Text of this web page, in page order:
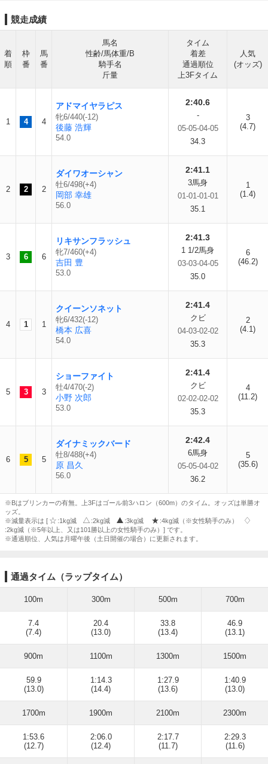
競走成績
着
順
枠
番
馬
番
馬名
性齢/馬体重/B
騎手名
斤量
タイム
着差
通過順位
上3Fタイム
人気
(オッズ)
1 4 4
アドマイヤラピス
牝6/440(-12)
後藤 浩輝
54.0
2:40.6
-
05-05-04-05
34.3
3
(4.7)
2 2 2
ダイワオーシャン
牡6/498(+4)
岡部 幸雄
56.0
2:41.1
3馬身
01-01-01-01
35.1
1
(1.4)
3 6 6
リキサンフラッシュ
牝7/460(+4)
吉田 豊
53.0
2:41.3
1 1/2馬身
03-03-04-05
35.0
6
(46.2)
4 1 1
クイーンソネット
牝6/432(-12)
橋本 広喜
54.0
2:41.4
クビ
04-03-02-02
35.3
2
(4.1)
5 3 3
ショーファイト
牡4/470(-2)
小野 次郎
53.0
2:41.4
クビ
02-02-02-02
35.3
4
(11.2)
6 5 5
ダイナミックバード
牡8/488(+4)
原 昌久
56.0
2:42.4
6馬身
05-05-04-02
36.2
5
(35.6)
※Bはブリンカーの有無。上3Fはゴール前3ハロン（600m）のタイム。オッズは単勝オ
ッズ。
※減量表示は [
:1kg減 :2kg減 :3kg減
:4kg減（※女性騎手のみ）
:2kg減（※5年以上、又は101勝以上の女性騎手のみ）] です。
※通過順位、人気は月曜午後（土日開催の場合）に更新されます。
通過タイム（ラップタイム）
100m 300m 500m 700m
7.4
(7.4)
20.4
(13.0)
33.8
(13.4)
46.9
(13.1)
900m 1100m 1300m 1500m
59.9
(13.0)
1:14.3
(14.4)
1:27.9
(13.6)
1:40.9
(13.0)
1700m 1900m 2100m 2300m
1:53.6
(12.7)
2:06.0
(12.4)
2:17.7
(11.7)
2:29.3
(11.6)